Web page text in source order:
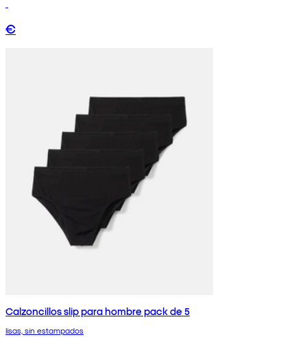
€
Calzoncillos slip para hombre pack de 5
lisas, sin estampados